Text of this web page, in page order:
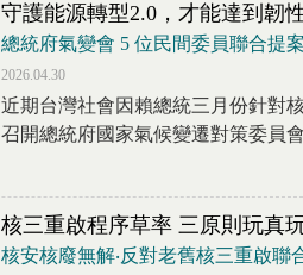
守護能源轉型2.0，才能達到韌
總統府氣變會 5 位民間委員聯合提案
2026.04.30
近期台灣社會因賴總統三月份針對
召開總統府國家氣候變遷對策委員
核三重啟程序草率 三原則玩真
核安核廢無解‧反對老舊核三重啟聯